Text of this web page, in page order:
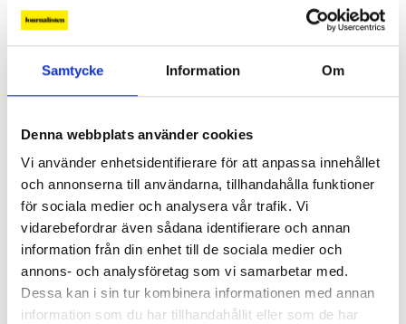
Samtycke Information Om
Denna webbplats använder cookies
Vi använder enhetsidentifierare för att anpassa innehållet
och annonserna till användarna, tillhandahålla funktioner
för sociala medier och analysera vår trafik. Vi
vidarebefordrar även sådana identifierare och annan
information från din enhet till de sociala medier och
annons- och analysföretag som vi samarbetar med.
Dessa kan i sin tur kombinera informationen med annan
information som du har tillhandahållit eller som de har
Så mycket tjänar mediecheferna
Så mycket tjänar 260 mediechefer